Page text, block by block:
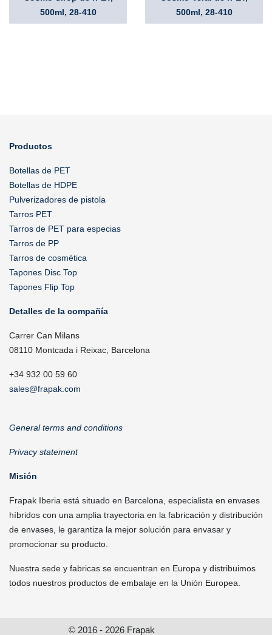
500ml, 28-410
500ml, 28-410
Productos
Botellas de PET
Botellas de HDPE
Pulverizadores de pistola
Tarros PET
Tarros de PET para especias
Tarros de PP
Tarros de cosmética
Tapones Disc Top
Tapones Flip Top
Detalles de la compañía
Carrer Can Milans
08110 Montcada i Reixac, Barcelona
+34 932 00 59 60
sales@frapak.com
General terms and conditions
Privacy statement
Misión
Frapak Iberia está situado en Barcelona, especialista en envases
híbridos con una amplia trayectoria en la fabricación y distribución
de envases, le garantiza la mejor solución para envasar y
promocionar su producto.
Nuestra sede y fabricas se encuentran en Europa y distribuimos
todos nuestros productos de embalaje en la Unión Europea.
© 2016 - 2026 Frapak